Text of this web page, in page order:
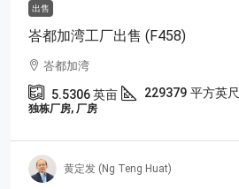
出售
峇都加湾工厂出售 (F458)
峇都加湾
5.5306英亩 229379 平方英尺
独栋厂房, 厂房
黄定发 (Ng Teng Huat)